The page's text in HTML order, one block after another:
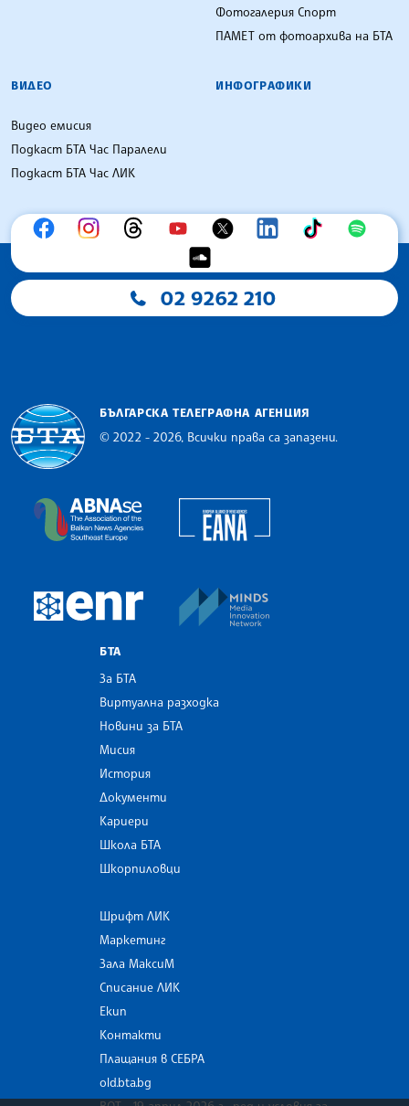
Фотогалерия Спорт
ПАМЕТ от фотоархива на БТА
ВИДЕО
Видео емисия
Подкаст БТА Час Паралели
Подкаст БТА Час ЛИК
ИНФОГРАФИКИ
02 9262 210
БЪЛГАРСКА ТЕЛЕГРАФНА АГЕНЦИЯ
© 2022 - 2026, Всички права са запазени.
The Assocoation of the Balkan News Agencies
European Newsroom
БТА
За БТА
Виртуална разходка
Новини за БТА
Мисия
История
Документи
Кариери
Школа БТА
Шкорпиловци
Шрифт ЛИК
Маркетинг
Зала МаксиМ
Списание ЛИК
Екип
Контакти
Плащания в СЕБРА
old.bta.bg